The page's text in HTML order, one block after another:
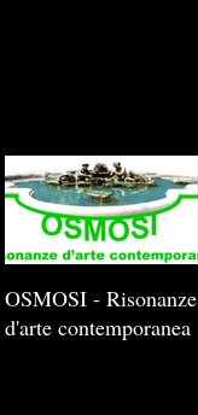
OSMOSI - Risonanze
d'arte contemporanea